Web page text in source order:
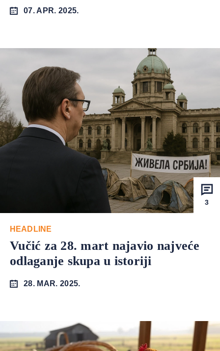
07. APR. 2025.
3
HEADLINE
Vučić za 28. mart najavio najveće
odlaganje skupa u istoriji
28. MAR. 2025.